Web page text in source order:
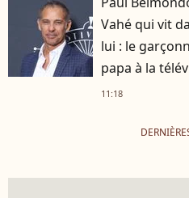
Vahé qui vit
lui : le
papa à la
11:18